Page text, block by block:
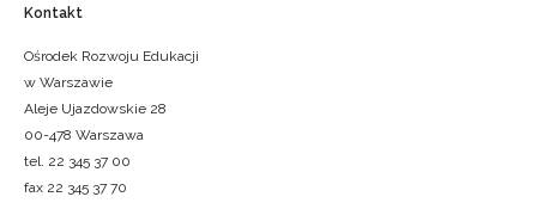
Kontakt
Ośrodek Rozwoju Edukacji
w Warszawie
Aleje Ujazdowskie 28
00-478 Warszawa
tel. 22 345 37 00
fax 22 345 37 70